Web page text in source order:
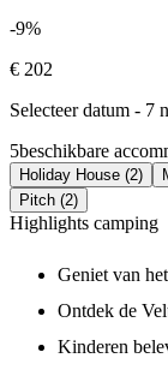
-9%
€ 202
Selecteer datum - 7
5beschikbare
Holiday House (2)
Pitch (2)
Highlights camping
Geniet van
Ontdek de
Kinderen